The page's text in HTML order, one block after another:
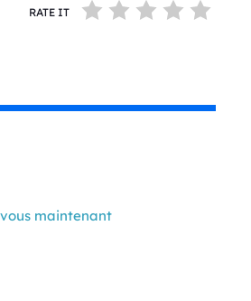
RATE IT
maintenant